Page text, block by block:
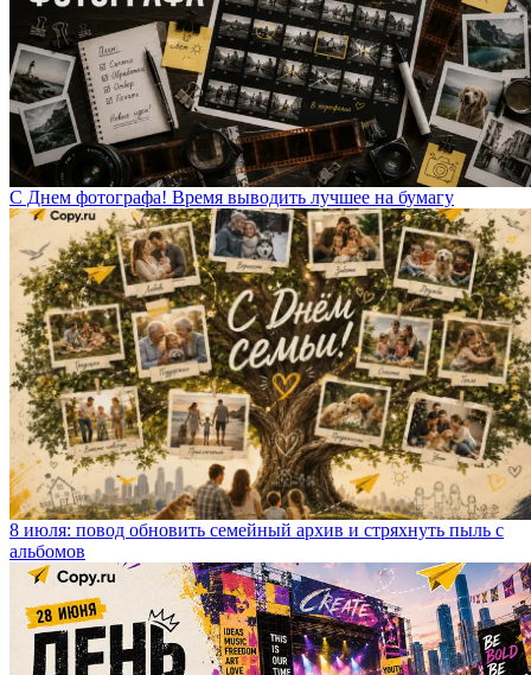
С Днем фотографа! Время выводить лучшее на бумагу
8 июля: повод обновить семейный архив и стряхнуть пыль с
альбомов